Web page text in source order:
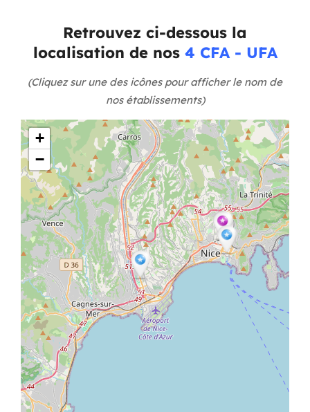
Retrouvez ci-dessous la
localisation de nos4 CFA - UFA
(Cliquez sur une des icônes pour afficher le nom de
nos établissements)
+
−